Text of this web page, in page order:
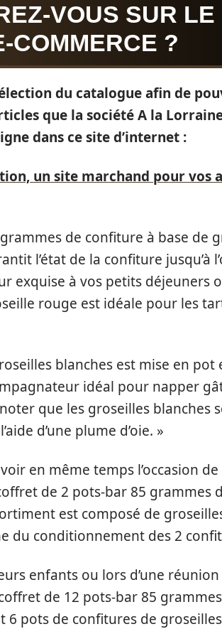
VOUS SUR LE
COMMERCE ?
du catalogue afin de
que la société A la
dans ce site d’internet :
un site marchand pour vos
de confiture à base de
l’état de la confiture jusqu’à
exquise à vos petits déjeuners
rouge est idéale pour les
blanches est mise en
idéal pour napper
que les groseilles blanches
d’une plume d’oie. »
en même temps l’occasion
de 2 pots-bar 85 grammes
est composé de
du conditionnement des 2
enfants ou lors d’une
de 12 pots-bar 85
6 pots de confitures de